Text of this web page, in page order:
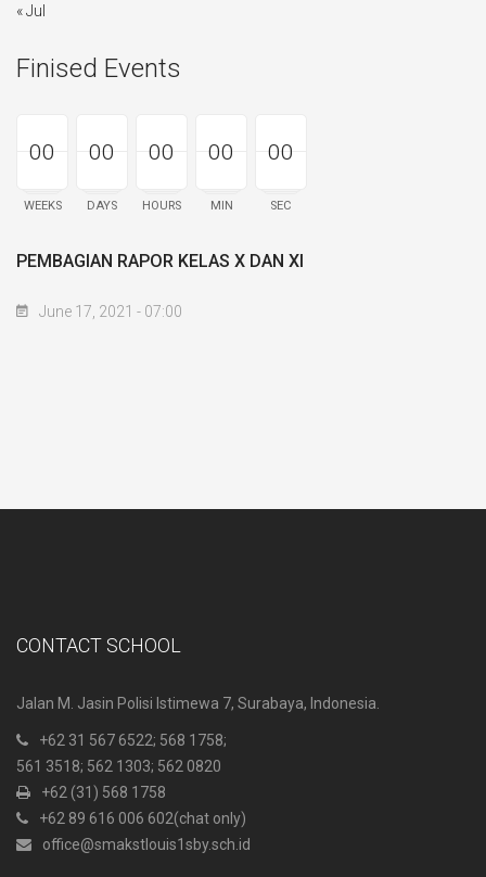
« Jul
Finised Events
00
00
00
WEEKS
00
00
00
DAYS
00
00
00
HOURS
00
00
00
MIN
00
00
00
SEC
PEMBAGIAN RAPOR KELAS X DAN XI
June 17, 2021 - 07:00
CONTACT SCHOOL
Jalan M. Jasin Polisi Istimewa 7, Surabaya, Indonesia.
+62 31 567 6522; 568 1758;
561 3518; 562 1303; 562 0820
+62 (31) 568 1758
+62 89 616 006 602(chat only)
office@smakstlouis1sby.sch.id